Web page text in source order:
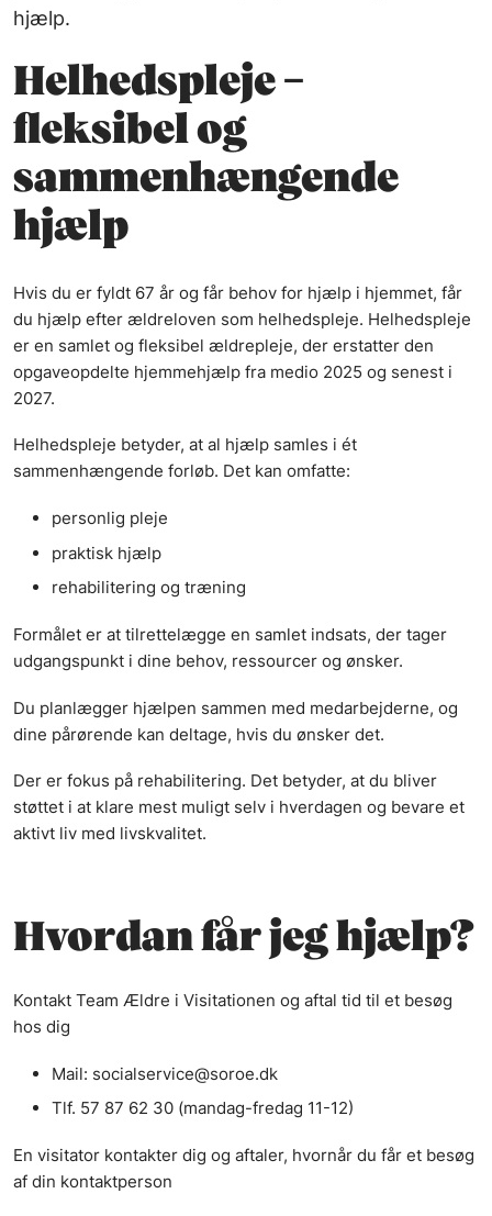
hjælp.
Helhedspleje –
fleksibel og
sammenhængende
hjælp
Hvis du er fyldt 67 år og får behov for hjælp i hjemmet, får
du hjælp efter ældreloven som helhedspleje. Helhedspleje
er en samlet og fleksibel ældrepleje, der erstatter den
opgaveopdelte hjemmehjælp fra medio 2025 og senest i
2027.
Helhedspleje betyder, at al hjælp samles i ét
sammenhængende forløb. Det kan omfatte:
personlig pleje
praktisk hjælp
rehabilitering og træning
Formålet er at tilrettelægge en samlet indsats, der tager
udgangspunkt i dine behov, ressourcer og ønsker.
Du planlægger hjælpen sammen med medarbejderne, og
dine pårørende kan deltage, hvis du ønsker det.
Der er fokus på rehabilitering. Det betyder, at du bliver
støttet i at klare mest muligt selv i hverdagen og bevare et
aktivt liv med livskvalitet.
Hvordan får jeg hjælp?
Kontakt Team Ældre i Visitationen og aftal tid til et besøg
hos dig
Mail: socialservice@soroe.dk
Tlf. 57 87 62 30 (mandag-fredag 11-12)
En visitator kontakter dig og aftaler, hvornår du får et besøg
af din kontaktperson